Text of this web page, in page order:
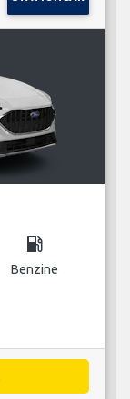
local_gas_station
Benzine